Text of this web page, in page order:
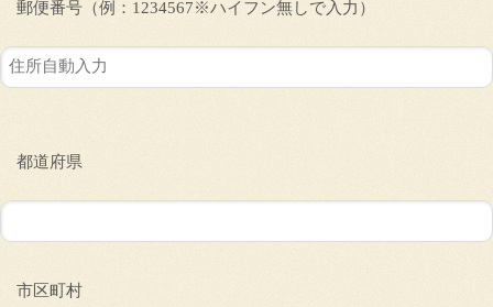
郵便番号（例：1234567※ハイフン無しで入力）
都道府県
市区町村